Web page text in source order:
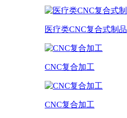
医疗类CNC复合式制品
CNC复合加工
CNC复合加工